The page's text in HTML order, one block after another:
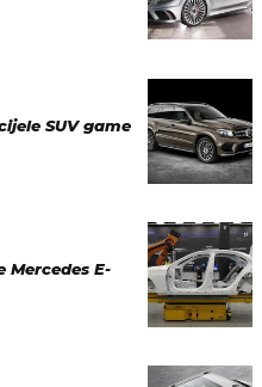
SUV game
E-